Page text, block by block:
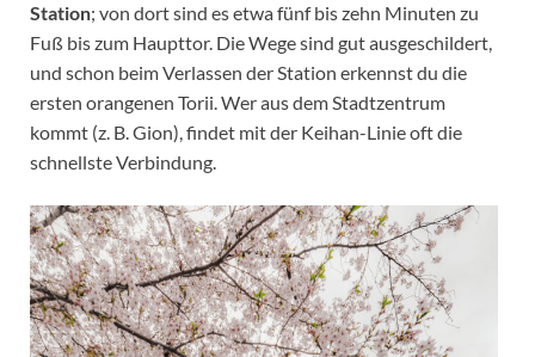
Station; von dort sind es etwa fünf bis zehn Minuten zu
Fuß bis zum Haupttor. Die Wege sind gut ausgeschildert,
und schon beim Verlassen der Station erkennst du die
ersten orangenen Torii. Wer aus dem Stadtzentrum
kommt (z. B. Gion), findet mit der Keihan-Linie oft die
schnellste Verbindung.